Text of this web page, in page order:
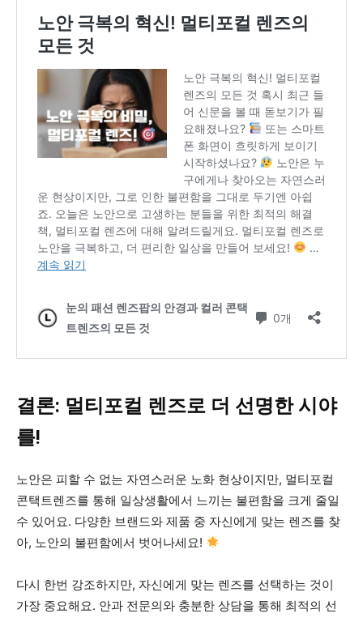
결론: 멀티포컬 렌즈로 더 선명한 시야
를!
노안은 피할 수 없는 자연스러운 노화 현상이지만, 멀티포컬
콘택트렌즈를 통해 일상생활에서 느끼는 불편함을 크게 줄일
수 있어요. 다양한 브랜드와 제품 중 자신에게 맞는 렌즈를 찾
아, 노안의 불편함에서 벗어나세요!
다시 한번 강조하지만, 자신에게 맞는 렌즈를 선택하는 것이
가장 중요해요. 안과 전문의와 충분한 상담을 통해 최적의 선